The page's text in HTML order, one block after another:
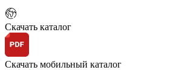
Скачать каталог
Скачать мобильный каталог